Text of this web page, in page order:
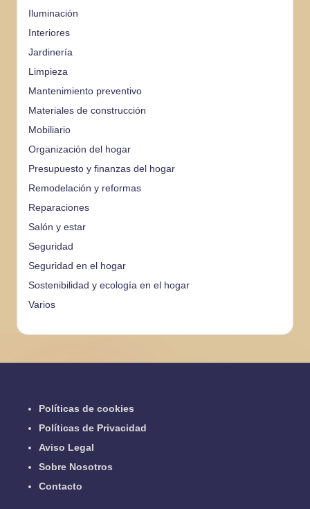
Iluminación
Interiores
Jardinería
Limpieza
Mantenimiento preventivo
Materiales de construcción
Mobiliario
Organización del hogar
Presupuesto y finanzas del hogar
Remodelación y reformas
Reparaciones
Salón y estar
Seguridad
Seguridad en el hogar
Sostenibilidad y ecología en el hogar
Varios
Políticas de cookies
Políticas de Privacidad
Aviso Legal
Sobre Nosotros
Contacto